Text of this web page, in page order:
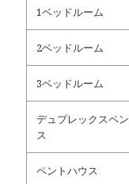
1ベッドルーム
2ベッドルーム
3ベッドルーム
デュプレックスペ
ス
ペントハウス